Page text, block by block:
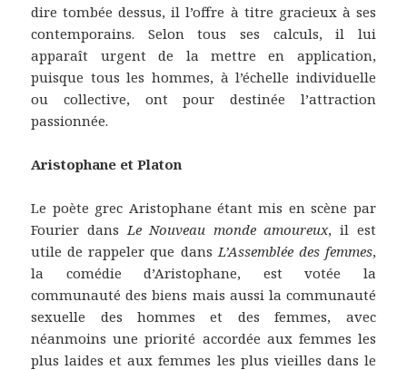
dire tombée dessus, il l’offre à titre gracieux à ses
contemporains. Selon tous ses calculs, il lui
apparaît urgent de la mettre en application,
puisque tous les hommes, à l’échelle individuelle
ou collective, ont pour destinée l’attraction
passionnée.
Aristophane et Platon
Le poète grec Aristophane étant mis en scène par
Fourier dans Le Nouveau monde amoureux, il est
utile de rappeler que dans L’Assemblée des femmes,
la comédie d’Aristophane, est votée la
communauté des biens mais aussi la communauté
sexuelle des hommes et des femmes, avec
néanmoins une priorité accordée aux femmes les
plus laides et aux femmes les plus vieilles dans le